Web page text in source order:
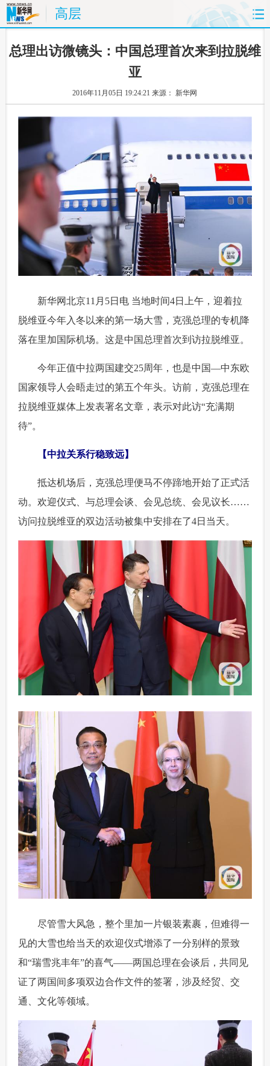
高层
首页 时政 国际 财经
时尚 思客 地方 法治
科技 能源 公司
图片 视频 彩票 食品
旅游 健康 信息化
金融 公益 军事 无人机
新华电视中文 新华电视英文 返回PC
总理出访微镜头：中国总理首次来到拉脱维
亚
2016年11月05日 19:24:21来源： 新华网
新华网北京11月5日电 当地时间4日上午，迎着拉
脱维亚今年入冬以来的第一场大雪，克强总理的专机降
落在里加国际机场。这是中国总理首次到访拉脱维亚。
今年正值中拉两国建交25周年，也是中国—中东欧
国家领导人会晤走过的第五个年头。访前，克强总理在
拉脱维亚媒体上发表署名文章，表示对此访“充满期
待”。
【中拉关系行稳致远】
抵达机场后，克强总理便马不停蹄地开始了正式活
动。欢迎仪式、与总理会谈、会见总统、会见议长……
访问拉脱维亚的双边活动被集中安排在了4日当天。
尽管雪大风急，整个里加一片银装素裹，但难得一
见的大雪也给当天的欢迎仪式增添了一分别样的景致
和“瑞雪兆丰年”的喜气——两国总理在会谈后，共同见
证了两国间多项双边合作文件的签署，涉及经贸、交
通、文化等领域。